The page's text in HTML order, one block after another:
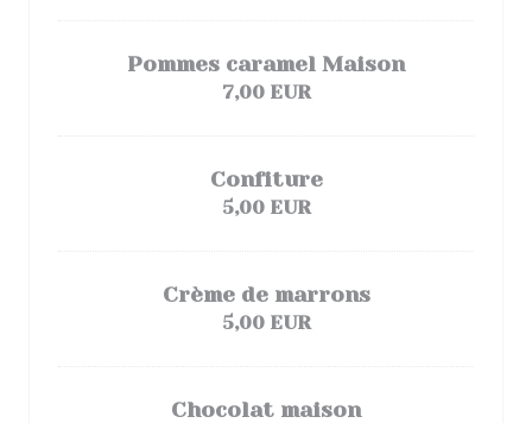
Pommes caramel Maison
7,00 EUR
Confiture
5,00 EUR
Crème de marrons
5,00 EUR
Chocolat maison